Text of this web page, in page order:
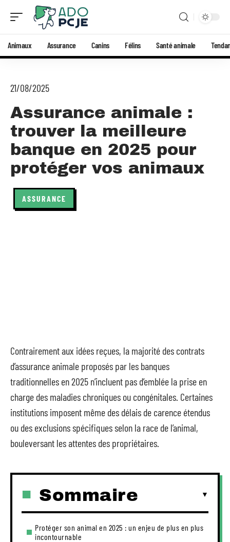
Animaux Assurance Canins Félins Santé animale
21/08/2025
Assurance animale :
trouver la meilleure
banque en 2025 pour
protéger vos animaux
ASSURANCE
Contrairement aux idées reçues, la majorité des contrats
d’assurance animale proposés par les banques
traditionnelles en 2025 n’incluent pas d’emblée la prise en
charge des maladies chroniques ou congénitales. Certaines
institutions imposent même des délais de carence étendus
ou des exclusions spécifiques selon la race de l’animal,
bouleversant les attentes des propriétaires.
Sommaire
Protéger son animal en 2025 : un enjeu de plus en plus
incontournable